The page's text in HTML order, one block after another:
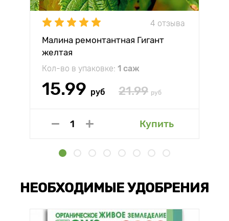
4 отзыва
Малина ремонтантная Гигант
желтая
Кол-во в упаковке: 1 саж
15.99 руб 21.99 руб
Купить
НЕОБХОДИМЫЕ УДОБРЕНИЯ